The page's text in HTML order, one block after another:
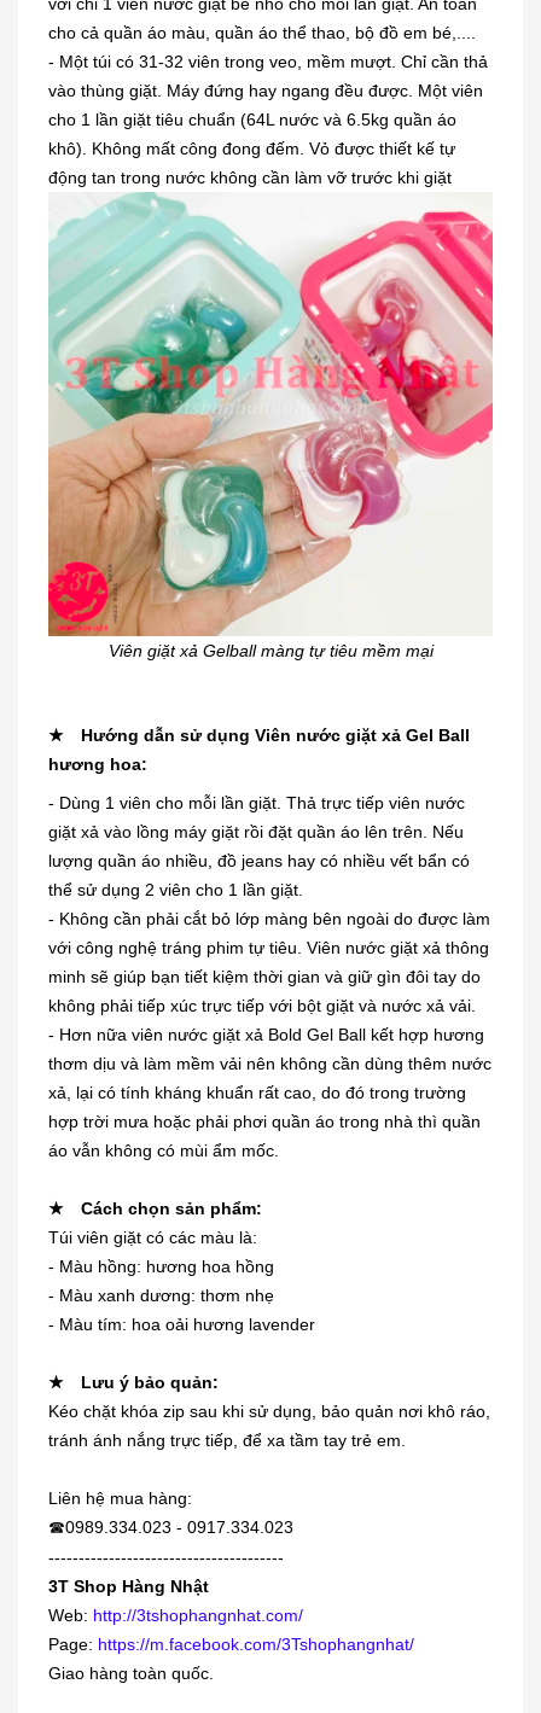
cho cả quần áo màu, quần áo thể thao, bộ đồ em bé,....
- Một túi có 31-32 viên trong veo, mềm mượt. Chỉ cần thả
vào thùng giặt. Máy đứng hay ngang đều được. Một viên
cho 1 lần giặt tiêu chuẩn (64L nước và 6.5kg quần áo
khô). Không mất công đong đếm. Vỏ được thiết kế tự
động tan trong nước không cần làm vỡ trước khi giặt
Viên giặt xả Gelball màng tự tiêu mềm mại
★ Hướng dẫn sử dụng Viên nước giặt xả Gel Ball
hương hoa:
- Dùng 1 viên cho mỗi lần giặt. Thả trực tiếp viên nước
giặt xả vào lồng máy giặt rồi đặt quần áo lên trên. Nếu
lượng quần áo nhiều, đồ jeans hay có nhiều vết bẩn có
thể sử dụng 2 viên cho 1 lần giặt.
- Không cần phải cắt bỏ lớp màng bên ngoài do được làm
với công nghệ tráng phim tự tiêu. Viên nước giặt xả thông
minh sẽ giúp bạn tiết kiệm thời gian và giữ gìn đôi tay do
không phải tiếp xúc trực tiếp với bột giặt và nước xả vải.
- Hơn nữa viên nước giặt xả Bold Gel Ball kết hợp hương
thơm dịu và làm mềm vải nên không cần dùng thêm nước
xả, lại có tính kháng khuẩn rất cao, do đó trong trường
hợp trời mưa hoặc phải phơi quần áo trong nhà thì quần
áo vẫn không có mùi ẩm mốc.
★ Cách chọn sản phẩm:
Túi viên giặt có các màu là:
- Màu hồng: hương hoa hồng
- Màu xanh dương: thơm nhẹ
- Màu tím: hoa oải hương lavender
★ Lưu ý bảo quản:
Kéo chặt khóa zip sau khi sử dụng, bảo quản nơi khô ráo,
tránh ánh nắng trực tiếp, để xa tầm tay trẻ em.
Liên hệ mua hàng:
☎0989.334.023 - 0917.334.023
---------------------------------------
3T Shop Hàng Nhật
Web: http://3tshophangnhat.com/
Page: https://m.facebook.com/3Tshophangnhat/
Giao hàng toàn quốc.
230.000₫
Siro viêm - sổ mũi Muhi 120ml
160.000₫